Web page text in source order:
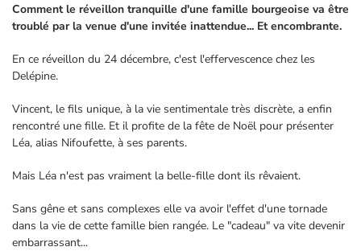
Comment le réveillon tranquille d'une famille bourgeoise va être
troublé par la venue d'une invitée inattendue... Et encombrante.
En ce réveillon du 24 décembre, c'est l'effervescence chez les
Delépine.
Vincent, le fils unique, à la vie sentimentale très discrète, a enfin
rencontré une fille. Et il profite de la fête de Noël pour présenter
Léa, alias Nifoufette, à ses parents.
Mais Léa n'est pas vraiment la belle-fille dont ils rêvaient.
Sans gêne et sans complexes elle va avoir l'effet d'une tornade
dans la vie de cette famille bien rangée. Le "cadeau" va vite devenir
embarrassant...